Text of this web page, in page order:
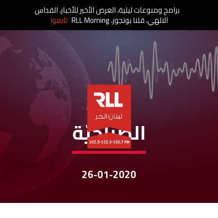
نشرات الأخبار
الصباحيّة
26-01-2020
برامج ومنوعات ليلية، العرض الأخير للأخبار، القداس
الالهي، قلنا بونجور، RLL Morning تابعوا